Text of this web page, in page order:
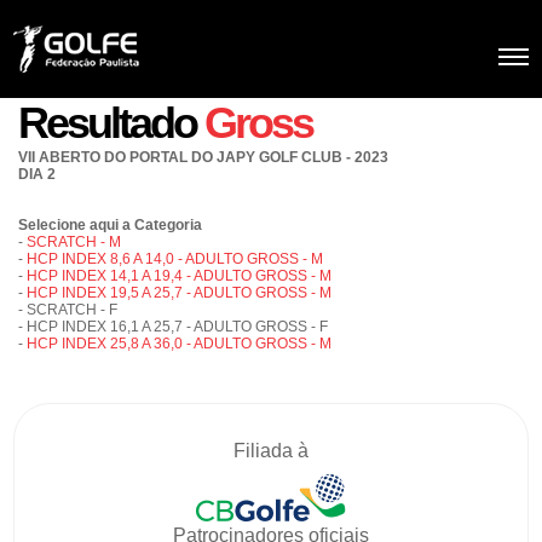
ResultadoGross
VII ABERTO DO PORTAL DO JAPY GOLF CLUB - 2023
DIA 2
Selecione aqui a Categoria
- SCRATCH - M
- HCP INDEX 8,6 A 14,0 - ADULTO GROSS - M
- HCP INDEX 14,1 A 19,4 - ADULTO GROSS - M
- HCP INDEX 19,5 A 25,7 - ADULTO GROSS - M
- SCRATCH - F
- HCP INDEX 16,1 A 25,7 - ADULTO GROSS - F
- HCP INDEX 25,8 A 36,0 - ADULTO GROSS - M
Filiada à
Patrocinadores oficiais